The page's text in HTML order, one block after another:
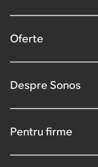
Oferte
Despre Sonos
Pentru firme